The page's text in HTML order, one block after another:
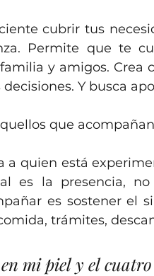
cubrir tus
Permite que te
y amigos. Crea
Y busca
que
a quien está
es la presencia,
es sostener el
trámites,
mi piel y el